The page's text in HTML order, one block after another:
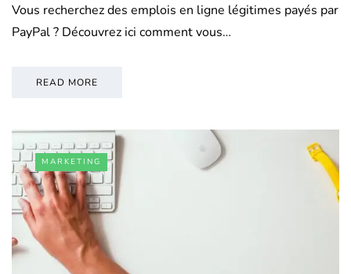
Vous recherchez des emplois en ligne légitimes payés par
PayPal ? Découvrez ici comment vous…
READ MORE
MARKETING